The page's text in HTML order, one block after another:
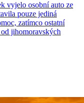
vyjelo osobní auto ze
pouze jediná
zatímco ostatní
jihomoravských